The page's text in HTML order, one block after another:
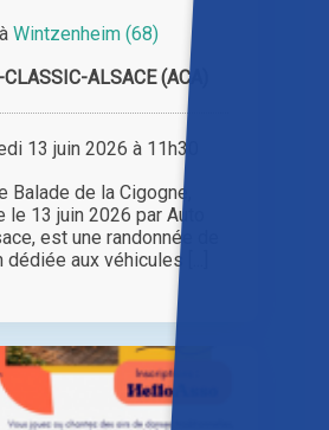
Wintzenheim (68)
ALSACE (ACA)
13 juin 2026 à 11h30
Balade de la Cigogne,
le 13 juin 2026 par Auto
est une randonnée de
aux véhicules [...]